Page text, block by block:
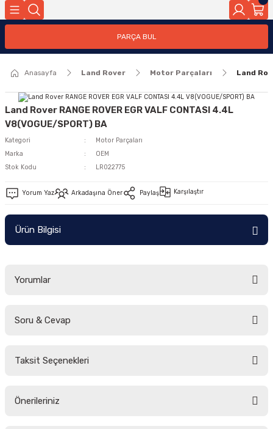
PARÇA BUL
Anasayfa Land Rover Motor Parçaları Land
Land Rover RANGE ROVER EGR VALF CONTASI 4.4L
V8(VOGUE/SPORT) BA
Kategori
Motor Parçaları
Marka
OEM
Stok Kodu
LR022775
Yorum Yaz Arkadaşına Öner Paylaş Karşılaştır
Ürün Bilgisi
Yorumlar
Soru & Cevap
Taksit Seçenekleri
Önerileriniz